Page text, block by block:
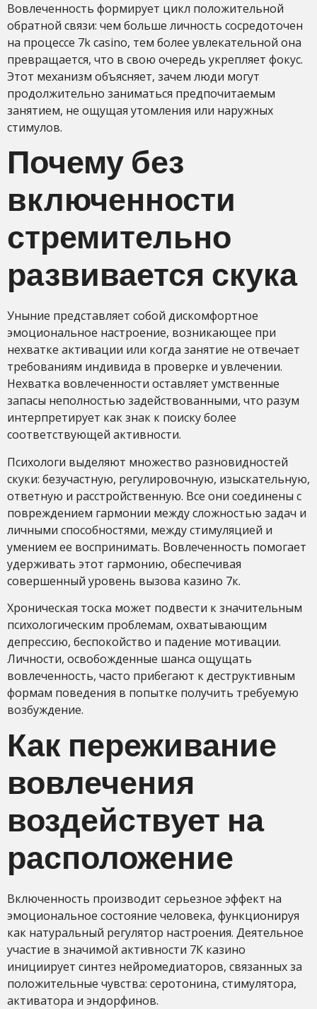
Вовлеченность формирует цикл положительной
обратной связи: чем больше личность сосредоточен
на процессе 7k casino, тем более увлекательной она
превращается, что в свою очередь укрепляет фокус.
Этот механизм объясняет, зачем люди могут
продолжительно заниматься предпочитаемым
занятием, не ощущая утомления или наружных
стимулов.
Почему без
включенности
стремительно
развивается скука
Уныние представляет собой дискомфортное
эмоциональное настроение, возникающее при
нехватке активации или когда занятие не отвечает
требованиям индивида в проверке и увлечении.
Нехватка вовлеченности оставляет умственные
запасы неполностью задействованными, что разум
интерпретирует как знак к поиску более
соответствующей активности.
Психологи выделяют множество разновидностей
скуки: безучастную, регулировочную, изыскательную,
ответную и расстройственную. Все они соединены с
повреждением гармонии между сложностью задач и
личными способностями, между стимуляцией и
умением ее воспринимать. Вовлеченность помогает
удерживать этот гармонию, обеспечивая
совершенный уровень вызова казино 7к.
Хроническая тоска может подвести к значительным
психологическим проблемам, охватывающим
депрессию, беспокойство и падение мотивации.
Личности, освобожденные шанса ощущать
вовлеченность, часто прибегают к деструктивным
формам поведения в попытке получить требуемую
возбуждение.
Как переживание
вовлечения
воздействует на
расположение
Включенность производит серьезное эффект на
эмоциональное состояние человека, функционируя
как натуральный регулятор настроения. Деятельное
участие в значимой активности 7К казино
инициирует синтез нейромедиаторов, связанных за
положительные чувства: серотонина, стимулятора,
активатора и эндорфинов.